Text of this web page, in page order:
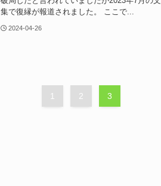
集で復縁が報道されました。 ここで...
2024-04-26
1 2 3